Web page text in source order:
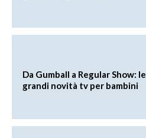
Da Gumball a Regular Show: le
grandi novità tv per bambini